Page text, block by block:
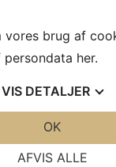
LEVERING VED
KUN 1-2 HVERDAGE
SIKKER
PENGENE RETUR
vores brug af
persondata her.
VIS DETALJER
AFVIS ALLE
OK